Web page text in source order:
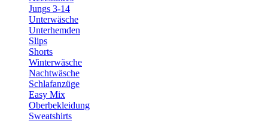
Jungs 3-14
Unterwäsche
Unterhemden
Slips
Shorts
Winterwäsche
Nachtwäsche
Schlafanzüge
Easy Mix
Oberbekleidung
Sweatshirts